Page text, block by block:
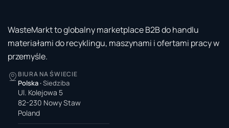
WasteMarkt to globalny marketplace B2B do handlu
materiałami do recyklingu, maszynami i ofertami pracy w
przemyśle.
BIURA NA ŚWIECIE
Polska ·Siedziba
Ul. Kolejowa 5
82-230 Nowy Staw
Poland